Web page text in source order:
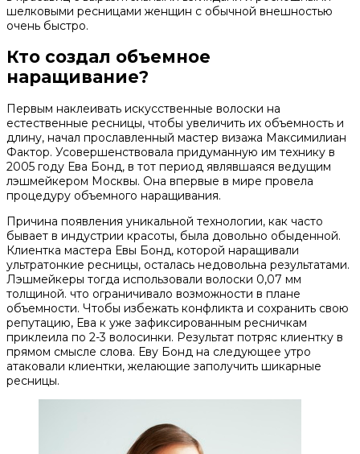
шелковыми ресницами женщин с обычной внешностью
очень быстро.
Кто создал объемное
наращивание?
Первым наклеивать искусственные волоски на
естественные ресницы, чтобы увеличить их объемность и
длину, начал прославленный мастер визажа Максимилиан
Фактор. Усовершенствовала придуманную им технику в
2005 году Ева Бонд, в тот период являвшаяся ведущим
лэшмейкером Москвы. Она впервые в мире провела
процедуру объемного наращивания.
Причина появления уникальной технологии, как часто
бывает в индустрии красоты, была довольно обыденной.
Клиентка мастера Евы Бонд, которой наращивали
ультратонкие ресницы, осталась недовольна результатами.
Лэшмейкеры тогда использовали волоски 0,07 мм
толщиной. что ограничивало возможности в плане
объемности. Чтобы избежать конфликта и сохранить свою
репутацию, Ева к уже зафиксированным ресничкам
приклеила по 2-3 волосинки. Результат потряс клиентку в
прямом смысле слова. Еву Бонд на следующее утро
атаковали клиентки, желающие заполучить шикарные
ресницы.